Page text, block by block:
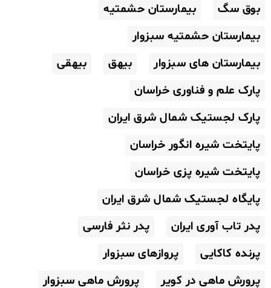
بوق سگ
بیمارستان حشمتیه
بیمارستان حشمتیه سبزوار
بیمارستان های سبزوار
بیهق
بیهقی
پارک علم و فناوری خراسان
پارک لجستیک شمال شرق ایران
پایتخت شیره انگور خراسان
پایتخت شیره پزی خراسان
پایگاه لجستیک شمال شرق ایران
پدر تاب آوری ایران
پدر نثر فارسی
پرنده کاکایی
پروازهای سبزوار
پرورش ماهی در کویر
پرورش ماهی سبزوار